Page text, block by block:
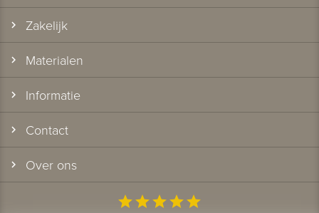
Zakelijk
Materialen
Informatie
Contact
Over ons
starstarstarstarstar